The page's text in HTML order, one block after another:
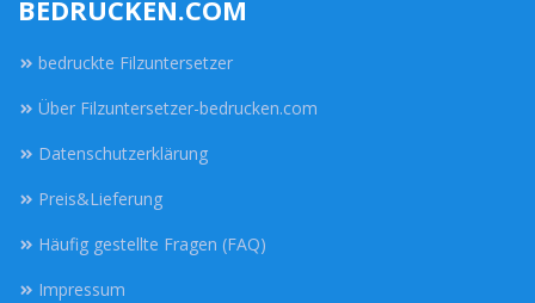
BEDRUCKEN.COM
bedruckte Filzuntersetzer
Über Filzuntersetzer-bedrucken.com
Datenschutzerklärung
Preis&Lieferung
Häufig gestellte Fragen (FAQ)
Impressum